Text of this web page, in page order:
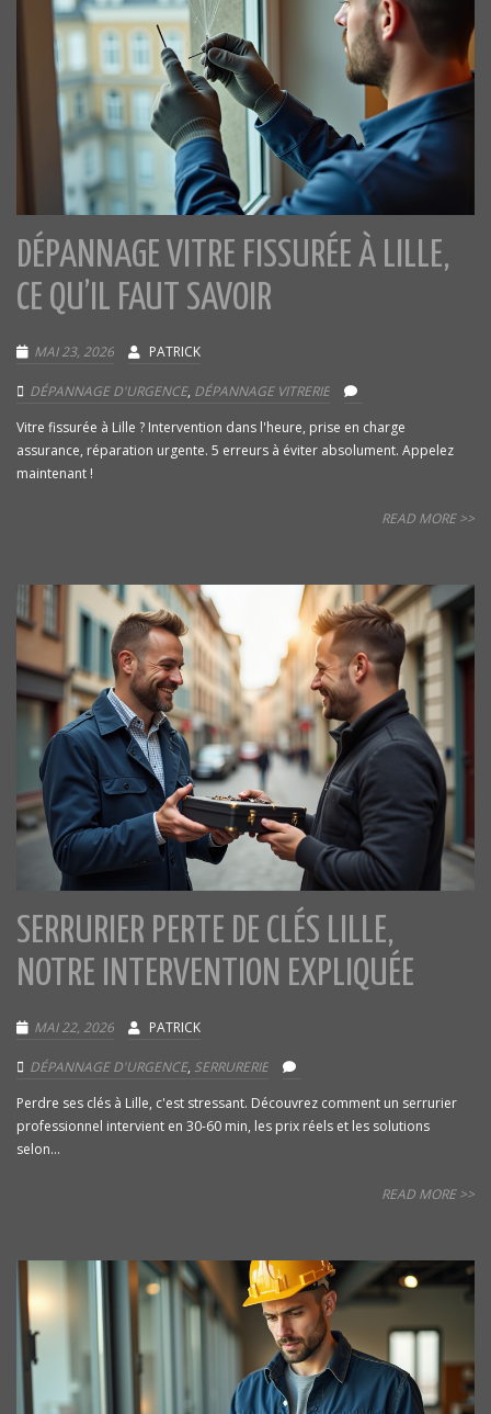
DÉPANNAGE VITRE FISSURÉE À LILLE,
CE QU’IL FAUT SAVOIR
MAI 23, 2026 PATRICK
DÉPANNAGE D'URGENCE, DÉPANNAGE VITRERIE
Vitre fissurée à Lille ? Intervention dans l'heure, prise en charge
assurance, réparation urgente. 5 erreurs à éviter absolument. Appelez
maintenant !
READ MORE >>
SERRURIER PERTE DE CLÉS LILLE,
NOTRE INTERVENTION EXPLIQUÉE
MAI 22, 2026 PATRICK
DÉPANNAGE D'URGENCE, SERRURERIE
Perdre ses clés à Lille, c'est stressant. Découvrez comment un serrurier
professionnel intervient en 30-60 min, les prix réels et les solutions
selon...
READ MORE >>